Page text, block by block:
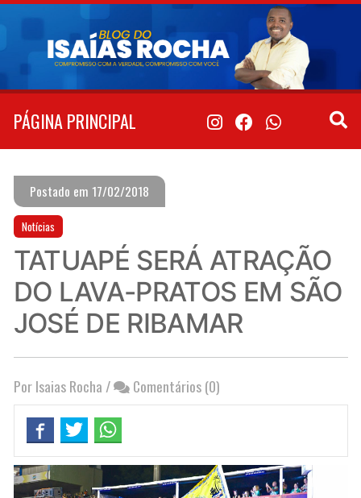
Pular
conteúdo
PÁGINA PRINCIPAL
Postado em 17/02/2018
Notícias
TATUAPÉ SERÁ ATRAÇÃO
DO LAVA-PRATOS EM SÃO
JOSÉ DE RIBAMAR
Por Isaias Rocha / Comentários (0)